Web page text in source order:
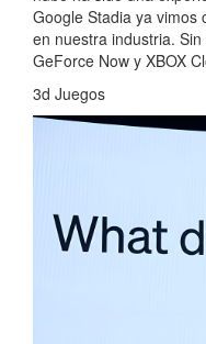
Google Stadia ya vimos
en nuestra industria.
GeForce Now y XBOX
3d Juegos